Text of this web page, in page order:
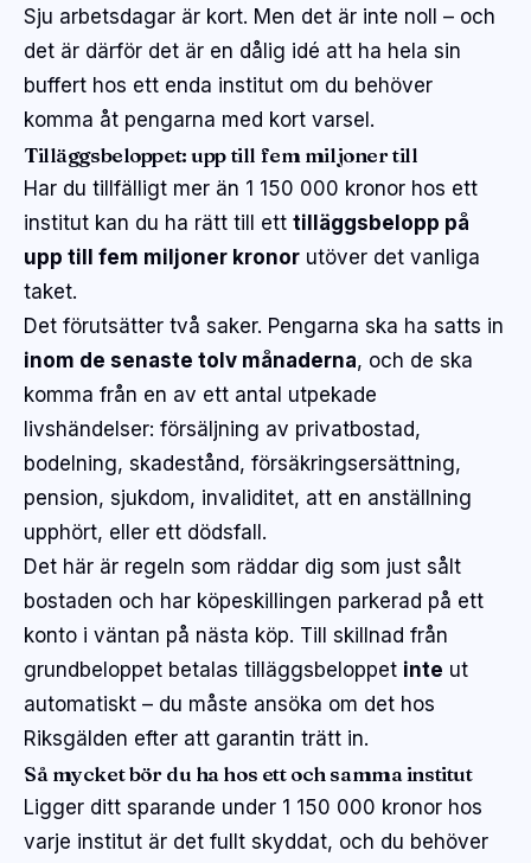
Sju arbetsdagar är kort. Men det är inte noll – och
det är därför det är en dålig idé att ha hela sin
buffert hos ett enda institut om du behöver
komma åt pengarna med kort varsel.
Tilläggsbeloppet: upp till fem miljoner till
Har du tillfälligt mer än 1 150 000 kronor hos ett
institut kan du ha rätt till ett tilläggsbelopp på
upp till fem miljoner kronor utöver det vanliga
taket.
Det förutsätter två saker. Pengarna ska ha satts in
inom de senaste tolv månaderna, och de ska
komma från en av ett antal utpekade
livshändelser: försäljning av privatbostad,
bodelning, skadestånd, försäkringsersättning,
pension, sjukdom, invaliditet, att en anställning
upphört, eller ett dödsfall.
Det här är regeln som räddar dig som just sålt
bostaden och har köpeskillingen parkerad på ett
konto i väntan på nästa köp. Till skillnad från
grundbeloppet betalas tilläggsbeloppet inte ut
automatiskt – du måste ansöka om det hos
Riksgälden efter att garantin trätt in.
Så mycket bör du ha hos ett och samma institut
Ligger ditt sparande under 1 150 000 kronor hos
varje institut är det fullt skyddat, och du behöver